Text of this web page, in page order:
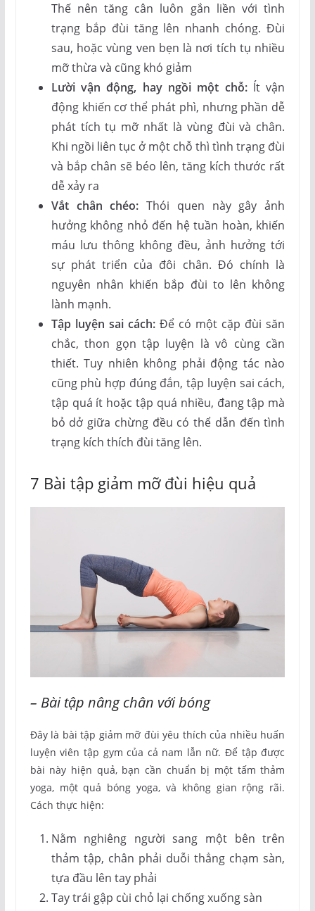
Thế nên tăng cân luôn gắn liền với tình
trạng bắp đùi tăng lên nhanh chóng. Đùi
sau, hoặc vùng ven bẹn là nơi tích tụ nhiều
mỡ thừa và cũng khó giảm
Lười vận động, hay ngồi một chỗ:Ít vận
động khiến cơ thể phát phì, nhưng phần dễ
phát tích tụ mỡ nhất là vùng đùi và chân.
Khi ngồi liên tục ở một chỗ thì tình trạng đùi
và bắp chân sẽ béo lên, tăng kích thước rất
dễ xảy ra
Vắt chân chéo: Thói quen này gây ảnh
hưởng không nhỏ đến hệ tuần hoàn, khiến
máu lưu thông không đều, ảnh hưởng tới
sự phát triển của đôi chân. Đó chính là
nguyên nhân khiến bắp đùi to lên không
lành mạnh.
Tập luyện sai cách:Để có một cặp đùi săn
chắc, thon gọn tập luyện là vô cùng cần
thiết. Tuy nhiên không phải động tác nào
cũng phù hợp đúng đắn, tập luyện sai cách,
tập quá ít hoặc tập quá nhiều, đang tập mà
bỏ dở giữa chừng đều có thể dẫn đến tình
trạng kích thích đùi tăng lên.
7 Bài tập giảm mỡ đùi hiệu quả
– Bài tập nâng chân với bóng
Đây là bài tập giảm mỡ đùi yêu thích của nhiều huấn
luyện viên tập gym của cả nam lẫn nữ. Để tập được
bài này hiện quả, bạn cần chuẩn bị một tấm thảm
yoga, một quả bóng yoga, và không gian rộng rãi.
Cách thực hiện:
Nằm nghiêng người sang một bên trên
thảm tập, chân phải duỗi thẳng chạm sàn,
tựa đầu lên tay phải
Tay trái gập cùi chỏ lại chống xuống sàn